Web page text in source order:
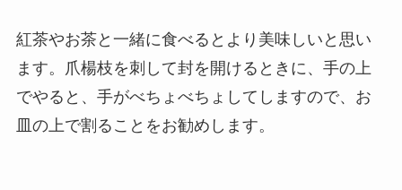
紅茶やお茶と一緒に食べるとより美味しいと思い
ます。爪楊枝を刺して封を開けるときに、手の上
でやると、手がべちょべちょしてしますので、お
皿の上で割ることをお勧めします。